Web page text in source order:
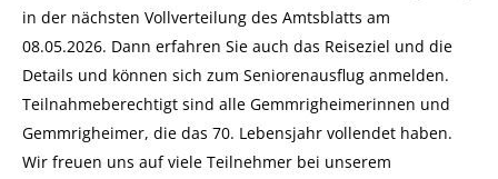
in der nächsten Vollverteilung des Amtsblatts am
08.05.2026. Dann erfahren Sie auch das Reiseziel und die
Details und können sich zum Seniorenausflug anmelden.
Teilnahmeberechtigt sind alle Gemmrigheimerinnen und
Gemmrigheimer, die das 70. Lebensjahr vollendet haben.
Wir freuen uns auf viele Teilnehmer bei unserem